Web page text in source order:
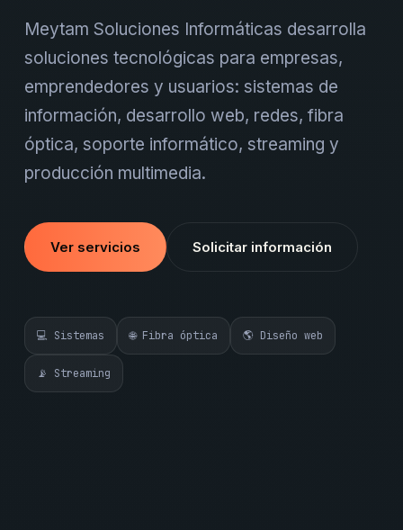
Meytam Soluciones Informáticas desarrolla
soluciones tecnológicas para empresas,
emprendedores y usuarios: sistemas de
información, desarrollo web, redes, fibra
óptica, soporte informático, streaming y
producción multimedia.
Ver servicios Solicitar información
💻 Sistemas 🌐 Fibra óptica 🌎 Diseño web
📡 Streaming